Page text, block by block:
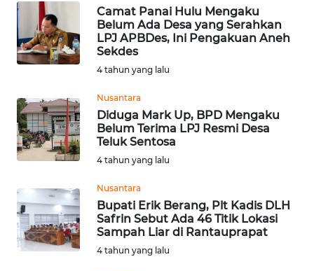
Camat Panai Hulu Mengaku
Belum Ada Desa yang Serahkan
LPJ APBDes, Ini Pengakuan Aneh
Sekdes
4 tahun yang lalu
Nusantara
Diduga Mark Up, BPD Mengaku
Belum Terima LPJ Resmi Desa
Teluk Sentosa
4 tahun yang lalu
Nusantara
Bupati Erik Berang, Plt Kadis DLH
Safrin Sebut Ada 46 Titik Lokasi
Sampah Liar di Rantauprapat
4 tahun yang lalu
WN
TANJUNG
LESUNG
WN
SIMALUNGUN
LABUHANBATU
WN
TAPANULI